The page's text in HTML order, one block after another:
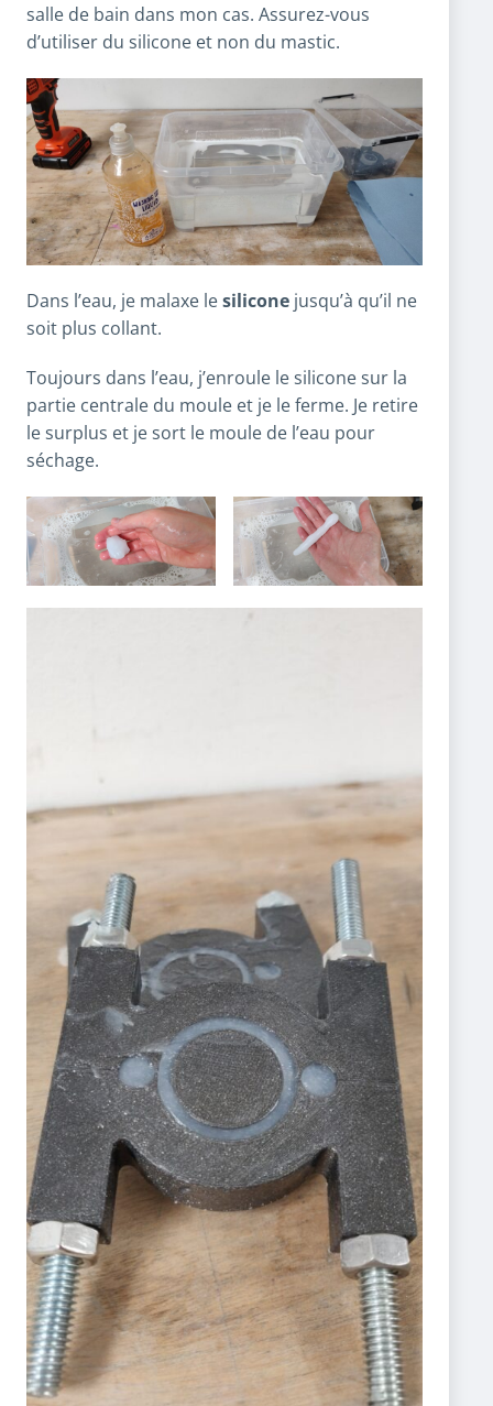
salle de bain dans mon cas. Assurez-vous
d’utiliser du silicone et non du mastic.
Dans l’eau, je malaxe lesilicone jusqu’à qu’il ne
soit plus collant.
Toujours dans l’eau, j’enroule le silicone sur la
partie centrale du moule et je le ferme. Je retire
le surplus et je sort le moule de l’eau pour
séchage.